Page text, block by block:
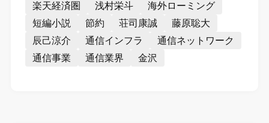
楽天経済圏
浅村栄斗
海外ローミング
短編小説
節約 荘司康誠
藤原聡大
辰己涼介
通信インフラ
通信ネットワーク
通信事業
通信業界 金沢